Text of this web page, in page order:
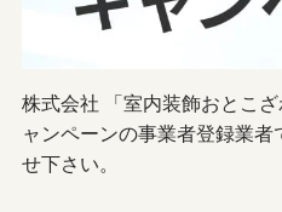
株式会社 「室内装飾おとこ
ャンペーンの事業者登録業
せ下さい。